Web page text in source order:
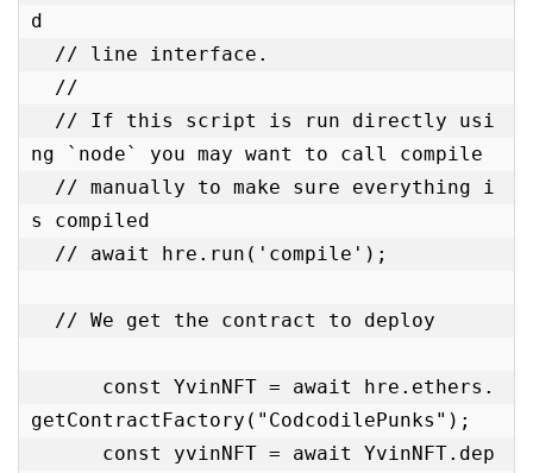
d
ng `node` you may want to call compile
s compiled
getContractFactory("CodcodilePunks");